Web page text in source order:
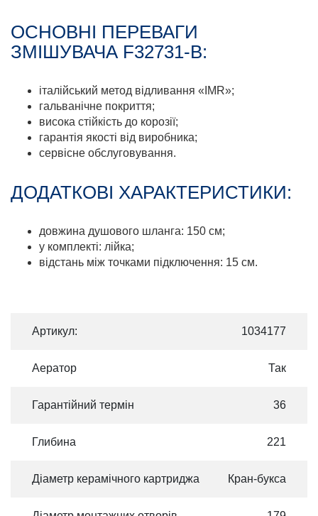
ОСНОВНІ ПЕРЕВАГИ
ЗМІШУВАЧА F32731-B:
італійський метод відливання «IMR»;
гальванічне покриття;
висока стійкість до корозії;
гарантія якості від виробника;
сервісне обслуговування.
ДОДАТКОВІ ХАРАКТЕРИСТИКИ:
довжина душового шланга: 150 см;
у комплекті: лійка;
відстань між точками підключення: 15 см.
Артикул: 1034177
Аератор Так
Гарантійний термін 36
Глибина 221
Діаметр керамічного картриджа Кран-букса